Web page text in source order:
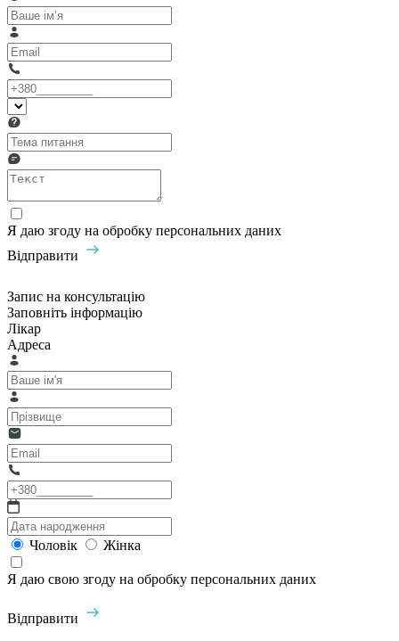
Я даю згоду на обробку персональних даних
Відправити
Запис на консультацію
Заповніть інформацію
Лікар
Адреса
Чоловік Жінка
Я даю свою згоду на обробку персональних даних
Відправити